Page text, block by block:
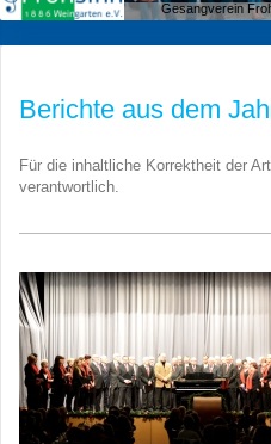
Gesangverein
Berichte aus dem
Für die inhaltliche Korrektheit der
verantwortlich.